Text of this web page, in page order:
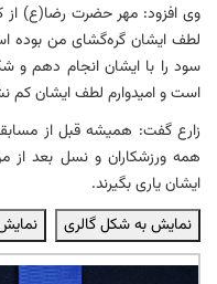
وی افزود: مهر حضرت رضا(ع)
لطف ایشان گره‌گشای من بوده
سود را با ایشان انجام دهم و
است و امیدوارم لطف ایشان کم
زارع گفت: همیشه قبل از
همه ورزشکاران و نسل بعد از من
ایشان یاری بگیرند.
نمایش به شکل گالری